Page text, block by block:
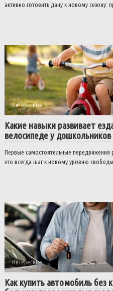
активно готовить дачу к новому сезону:
Интересное
Какие навыки развивает
велосипеде у дошкольников
Первые самостоятельные передвижения
это всегда шаг к новому уровню свободы.
Интересное
Как купить автомобиль без